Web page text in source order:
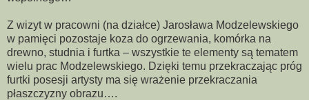
Z wizyt w pracowni (na działce) Jarosława Modzelewskiego
w pamięci pozostaje koza do ogrzewania, komórka na
drewno, studnia i furtka – wszystkie te elementy są tematem
wielu prac Modzelewskiego. Dzięki temu przekraczając próg
furtki posesji artysty ma się wrażenie przekraczania
płaszczyzny obrazu….